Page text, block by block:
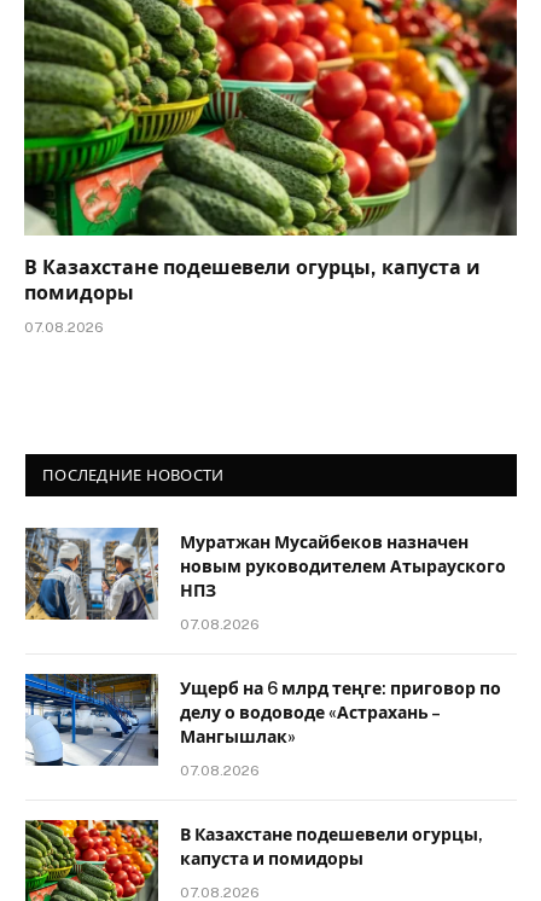
В Казахстане подешевели огурцы, капуста и
помидоры
07.08.2026
ПОСЛЕДНИЕ НОВОСТИ
Муратжан Мусайбеков назначен
новым руководителем Атырауского
НПЗ
07.08.2026
Ущерб на 6 млрд теңге: приговор по
делу о водоводе «Астрахань –
Мангышлак»
07.08.2026
В Казахстане подешевели огурцы,
капуста и помидоры
07.08.2026